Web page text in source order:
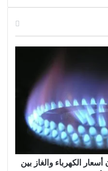
الكهرباء والغاز بين